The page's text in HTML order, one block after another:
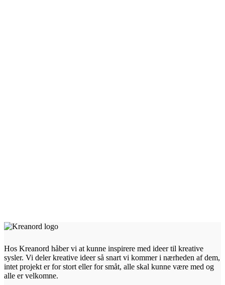
Hos Kreanord håber vi at kunne inspirere med ideer til kreative
sysler. Vi deler kreative ideer så snart vi kommer i nærheden af dem,
intet projekt er for stort eller for småt, alle skal kunne være med og
alle er velkomne.